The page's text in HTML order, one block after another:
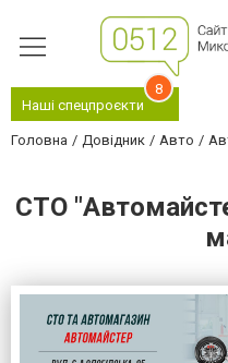
Наші спецпроєкти
8
Головна Довідник Авто
СТО